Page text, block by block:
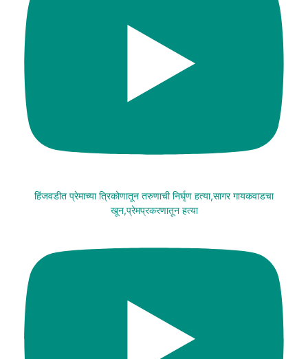
हिंजवडीत प्रेमाच्या त्रिकोणातून तरुणाची निर्घृण हत्या,सागर गायकवाडचा
खून,प्रेमप्रकरणातून हत्या